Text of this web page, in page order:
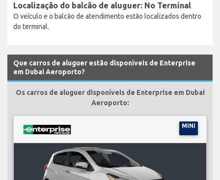
Localização do balcão de aluguer: No Terminal
O veículo e o balcão de atendimento estão localizados dentro
do terminal.
Que carros de aluguer estão disponíveis de Enterprise
em Dubai Aeroporto?
Os carros de aluguer disponíveis de Enterprise em Dubai
Aeroporto:
MINI